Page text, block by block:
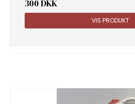
300 DKK
VIS PRODUKT